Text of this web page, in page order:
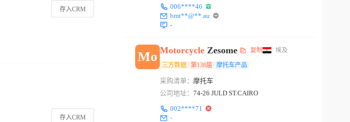
存入CRM
存入CRM
006****46
bmt**@**.au
-
Mo Motorcycle Zesome 复制 埃及
三方数据 第138届 摩托车产品
采购清单： 摩托车
公司地址：74-26 JULD ST.CAIRO
002****71
-